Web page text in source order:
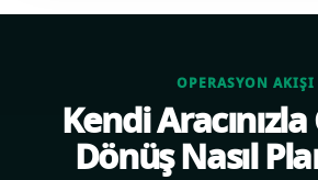
OPERASYON AKIŞI
Kendi
Dönüş Nasıl